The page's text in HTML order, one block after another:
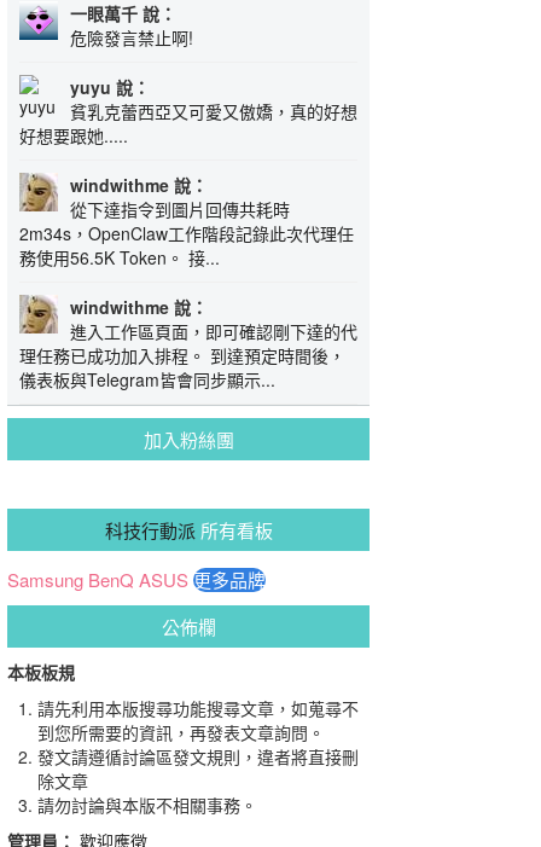
一眼萬千 說：
危險發言禁止啊!
yuyu 說：
貧乳克蕾西亞又可愛又傲嬌，真的好想
好想要跟她.....
windwithme 說：
從下達指令到圖片回傳共耗時
2m34s，OpenClaw工作階段記錄此次代理任
務使用56.5K Token。 接...
windwithme 說：
進入工作區頁面，即可確認剛下達的代
理任務已成功加入排程。 到達預定時間後，
儀表板與Telegram皆會同步顯示...
加入粉絲團
科技行動派 所有看板
Samsung BenQ ASUS更多品牌
公佈欄
本板板規
請先利用本版搜尋功能搜尋文章，如蒐尋不
到您所需要的資訊，再發表文章詢問。
發文請遵循討論區發文規則，違者將直接刪
除文章
請勿討論與本版不相關事務。
管理員： 歡迎應徵